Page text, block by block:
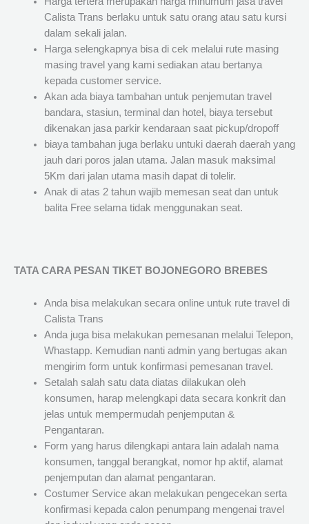
Calista Trans berlaku untuk satu orang atau satu kursi
dalam sekali jalan.
Harga selengkapnya bisa di cek melalui rute masing
masing travel yang kami sediakan atau bertanya
kepada customer service.
Akan ada biaya tambahan untuk penjemutan travel
bandara, stasiun, terminal dan hotel, biaya tersebut
dikenakan jasa parkir kendaraan saat pickup/dropoff
biaya tambahan juga berlaku untuki daerah daerah yang
jauh dari poros jalan utama. Jalan masuk maksimal
5Km dari jalan utama masih dapat di tolelir.
Anak di atas 2 tahun wajib memesan seat dan untuk
balita Free selama tidak menggunakan seat.
TATA CARA PESAN TIKET BOJONEGORO BREBES
Anda bisa melakukan secara online untuk rute travel di
Calista Trans
Anda juga bisa melakukan pemesanan melalui Telepon,
Whastapp. Kemudian nanti admin yang bertugas akan
mengirim form untuk konfirmasi pemesanan travel.
Setalah salah satu data diatas dilakukan oleh
konsumen, harap melengkapi data secara konkrit dan
jelas untuk mempermudah penjemputan &
Pengantaran.
Form yang harus dilengkapi antara lain adalah nama
konsumen, tanggal berangkat, nomor hp aktif, alamat
penjemputan dan alamat pengantaran.
Costumer Service akan melakukan pengecekan serta
konfirmasi kepada calon penumpang mengenai travel